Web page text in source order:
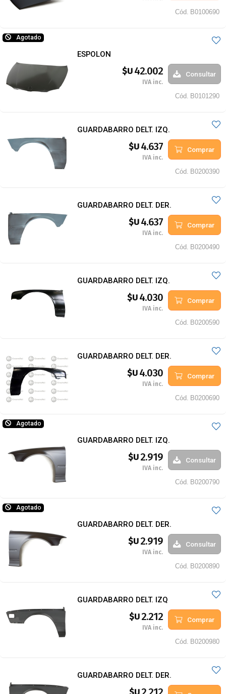
Cód. B0100690
Agotado
ESPOLON
$U42.002
IVA inc.
Consultar
Cód. B0101290
GUARDABARRO DELT. IZQ.
$U4.637
IVA inc.
Comprar
Cód. B0200390
GUARDABARRO DELT. DER.
$U4.637
IVA inc.
Comprar
Cód. B0200490
GUARDABARRO DELT. IZQ.
$U4.030
IVA inc.
Comprar
Cód. B0200590
GUARDABARRO DELT. DER.
$U4.030
IVA inc.
Comprar
Cód. B0200690
Agotado
GUARDABARRO DELT. IZQ.
$U2.919
IVA inc.
Consultar
Cód. B0200790
Agotado
GUARDABARRO DELT. DER.
$U2.919
IVA inc.
Consultar
Cód. B0200890
GUARDABARRO DELT. IZQ
$U2.212
IVA inc.
Comprar
Cód. B0200980
GUARDABARRO DELT. DER.